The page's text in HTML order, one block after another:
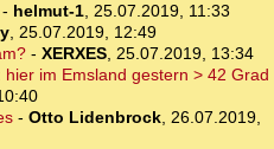
- helmut-1, 25.07.2019, 11:33
, 25.07.2019, 12:49
- XERXES, 25.07.2019, 13:34
im Emsland gestern > 42 Grad
- Otto Lidenbrock, 26.07.2019,